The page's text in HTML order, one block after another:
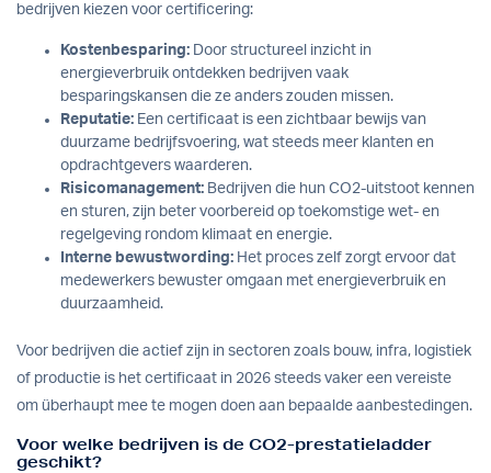
bedrijven kiezen voor certificering:
Kostenbesparing: Door structureel inzicht in
energieverbruik ontdekken bedrijven vaak
besparingskansen die ze anders zouden missen.
Reputatie: Een certificaat is een zichtbaar bewijs van
duurzame bedrijfsvoering, wat steeds meer klanten en
opdrachtgevers waarderen.
Risicomanagement: Bedrijven die hun CO2-uitstoot kennen
en sturen, zijn beter voorbereid op toekomstige wet- en
regelgeving rondom klimaat en energie.
Interne bewustwording: Het proces zelf zorgt ervoor dat
medewerkers bewuster omgaan met energieverbruik en
duurzaamheid.
Voor bedrijven die actief zijn in sectoren zoals bouw, infra, logistiek
of productie is het certificaat in 2026 steeds vaker een vereiste
om überhaupt mee te mogen doen aan bepaalde aanbestedingen.
Voor welke bedrijven is de CO2-prestatieladder
geschikt?